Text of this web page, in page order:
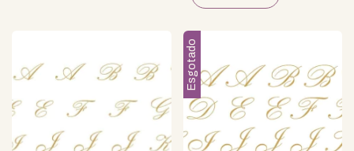
Esgotado